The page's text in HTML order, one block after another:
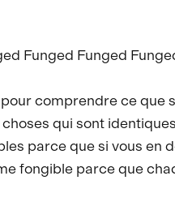
Funged Funged
comprendre ce
qui sont
parce que si vous en
fongible parce que